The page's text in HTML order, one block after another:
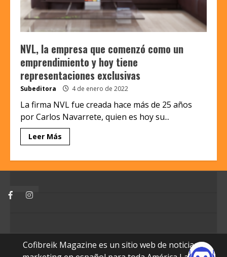
NVL, la empresa que comenzó como un
emprendimiento y hoy tiene
representaciones exclusivas
Subeditora 4 de enero de 2022
La firma NVL fue creada hace más de 25 años
por Carlos Navarrete, quien es hoy su...
Leer Más
FacebookInstagram
Cofibreik Magazine es un sitio web de noticias y